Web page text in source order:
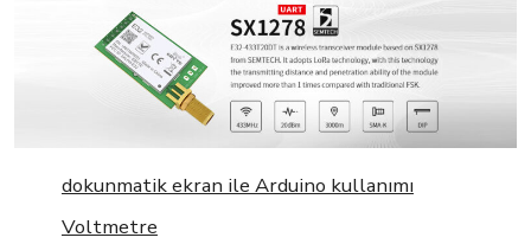
dokunmatik ekran ile Arduino kullanımı
Voltmetre